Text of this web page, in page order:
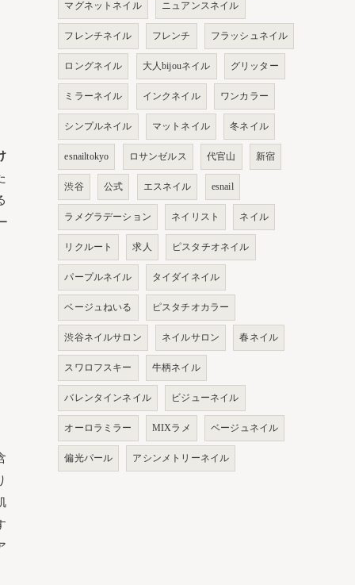
マグネットネイル ニュアンスネイル
フレンチネイル フレンチ フラッシュネイル
ロングネイル 大人bijouネイル グリッター
ミラーネイル インクネイル ワンカラー
シンプルネイル マットネイル 冬ネイル
esnailtokyo ロサンゼルス 代官山 新宿
渋谷 公式 エスネイル esnail
ラメグラデーション ネイリスト ネイル
リクルート 求人 ピスタチオネイル
パープルネイル タイダイネイル
ベージュねいる ピスタチオカラー
渋谷ネイルサロン ネイルサロン 春ネイル
スワロフスキー 牛柄ネイル
バレンタインネイル ビジューネイル
オーロラミラー MIXラメ ベージュネイル
偏光パール アシンメトリーネイル